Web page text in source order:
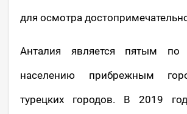
для осмотра
Анталия является пятым по
населению прибрежным
турецких городов. В 2019